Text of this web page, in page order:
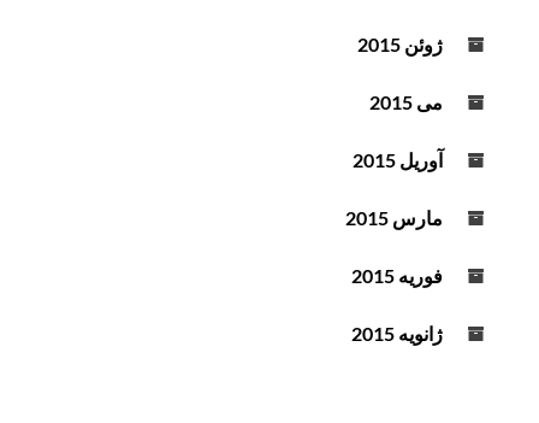
ژوئن 2015
می 2015
آوریل 2015
مارس 2015
فوریه 2015
ژانویه 2015